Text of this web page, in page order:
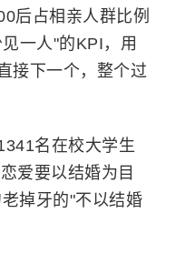
后占相亲人群比例
一人"的KPI，用
接下一个，整个过
名在校大学生
爱要以结婚为目
掉牙的"不以结婚